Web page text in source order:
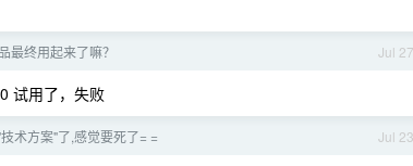
Jul 27
最终用起来了嘛？
试用了，失败
Jul 23
术方案"了,感觉要死了= =